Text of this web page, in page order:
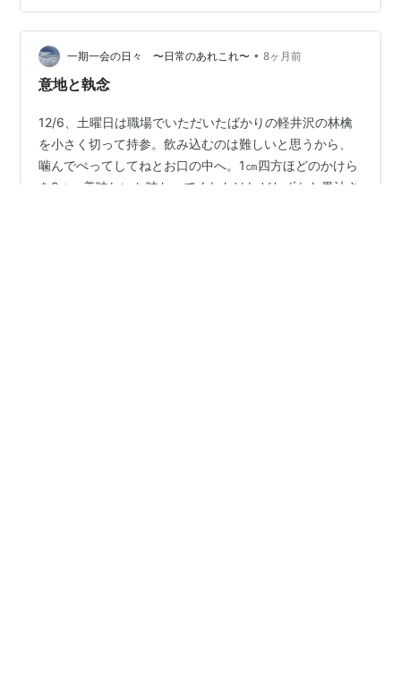
のあなたへ なぜ、「温冷交代浴×ツボ押し」が注目され
るのか？ 本書で得られる「健康スイッチ」の具体的なメ
リット あなたも今日から「健康スイッチ」をONにしま
せんか？ 【まとめ】美しいカラダ…
一期一会の日々 〜日常のあれこれ〜 • 8ヶ月前
意地と執念
12/6、土曜日は職場でいただいたばかりの軽井沢の林檎
を小さく切って持参。飲み込むのは難しいと思うから、
噛んでぺってしてねとお口の中へ。1㎝四方ほどのかけら
を2つ。美味しいと味わってくれたけれどわずかな果汁さ